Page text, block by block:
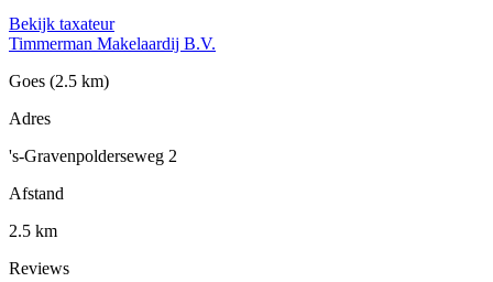
Bekijk taxateur
Timmerman Makelaardij B.V.
Goes (2.5 km)
Adres
's-Gravenpolderseweg 2
Afstand
2.5 km
Reviews